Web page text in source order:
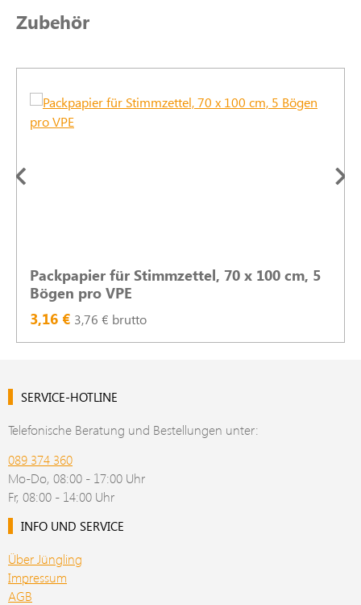
Produktgalerie überspringen
Zubehör
Packpapier für Stimmzettel, 70 x 100 cm, 5
Bögen pro VPE
3,16 € 3,76 € brutto
SERVICE-HOTLINE
Telefonische Beratung und Bestellungen unter:
089 374 360
Mo-Do, 08:00 - 17:00 Uhr
Fr, 08:00 - 14:00 Uhr
INFO UND SERVICE
Über Jüngling
Impressum
AGB